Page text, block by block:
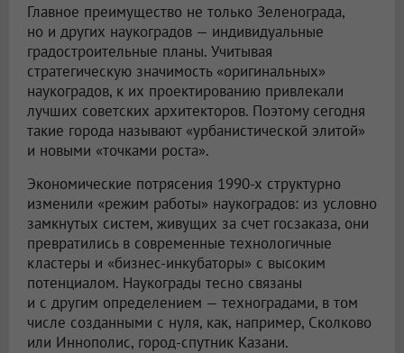
Главное преимущество не только Зеленограда,
но и других наукоградов — индивидуальные
градостроительные планы. Учитывая
стратегическую значимость «оригинальных»
наукоградов, к их проектированию привлекали
лучших советских архитекторов. Поэтому сегодня
такие города называют «урбанистической элитой»
и новыми «точками роста».
Экономические потрясения 1990-х структурно
изменили «режим работы» наукоградов: из условно
замкнутых систем, живущих за счет госзаказа, они
превратились в современные технологичные
кластеры и «бизнес-инкубаторы» с высоким
потенциалом. Наукограды тесно связаны
и с другим определением — техноградами, в том
числе созданными с нуля, как, например, Сколково
или Иннополис, город-спутник Казани.